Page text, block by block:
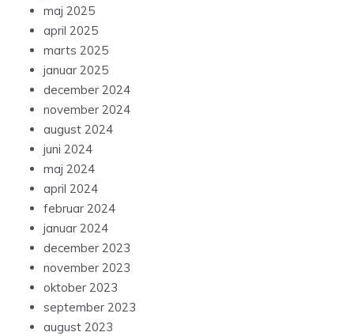
maj 2025
april 2025
marts 2025
januar 2025
december 2024
november 2024
august 2024
juni 2024
maj 2024
april 2024
februar 2024
januar 2024
december 2023
november 2023
oktober 2023
september 2023
august 2023